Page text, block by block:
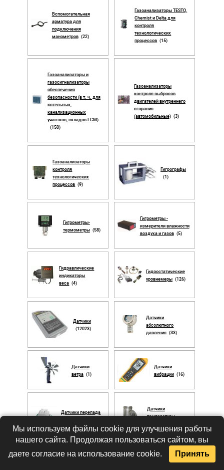
Вспомогательная
арматура для
подключения
манометров (22)
Газоанализаторы TESTO,
Chemist и Delta для
контроля
технологических
процессов (15)
Газоанализаторы и
газосигнализаторы
обеспечения
безопасности (в т. ч. для
котельных,
канализационных
участков, складов ГСМ)
(150)
Газоанализаторы
контроля выбросов
двигателей внутреннего
сгорания
(автомобильные) (3)
Газоанализаторы
контроля
технологических
процессов (9)
Гигрографы
(1)
Гигрометры-
термометры (58)
Гигрометры -
измерители влажности
воздуха и газов (5)
Гидравлические
индикаторы
веса (4)
Гидростатические
уровнемеры (126)
Датчики
(12023)
Датчики
абсолютного
давления (33)
Датчики
ветра (1)
Датчики
вибрации (16)
Датчики перепада
Датчики
температуры
Датчики
Датчики уровня
Мы используем файлы cookie для улучшения работы
нашего сайта. Продолжая пользоваться сайтом, вы
даете согласие на использование cookie.
Принять